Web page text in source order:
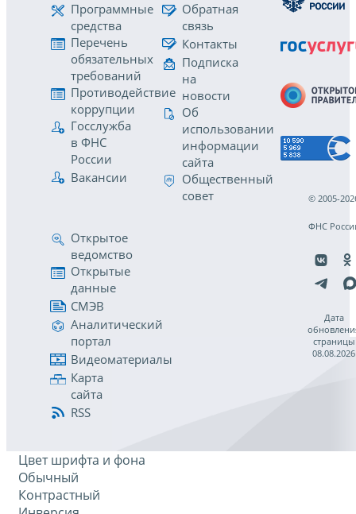
Программные
средства
Перечень
обязательных
требований
Противодействие
коррупции
Госслужба
в ФНС
России
Вакансии
Обратная
связь
Контакты
Подписка
на
новости
Об
использовании
информации
сайта
Общественный
совет
Открытое
ведомство
Открытые
данные
СМЭВ
Аналитический
портал
Видеоматериалы
Карта
сайта
RSS
© 2005-
ФНС
Дата
страницы
08.08.2026
Цвет шрифта и фона
Обычный
Контрастный